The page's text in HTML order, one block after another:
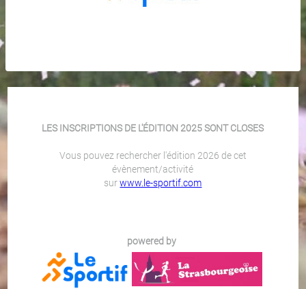
LES INSCRIPTIONS DE L'ÉDITION 2025 SONT CLOSES
Vous pouvez rechercher l'édition 2026 de cet
évènement/activité
surwww.le-sportif.com
powered by